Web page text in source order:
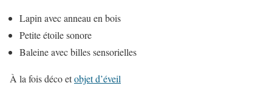
Lapin avec anneau en bois
Petite étoile sonore
Baleine avec billes sensorielles
À la fois déco etobjet d’éveil